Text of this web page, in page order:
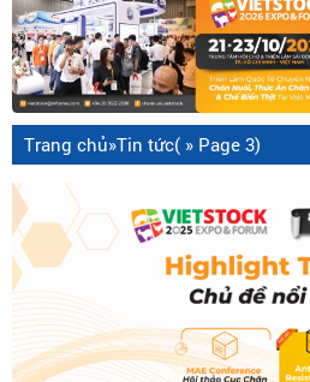
Trang chủ»Tin tức( » Page 3)